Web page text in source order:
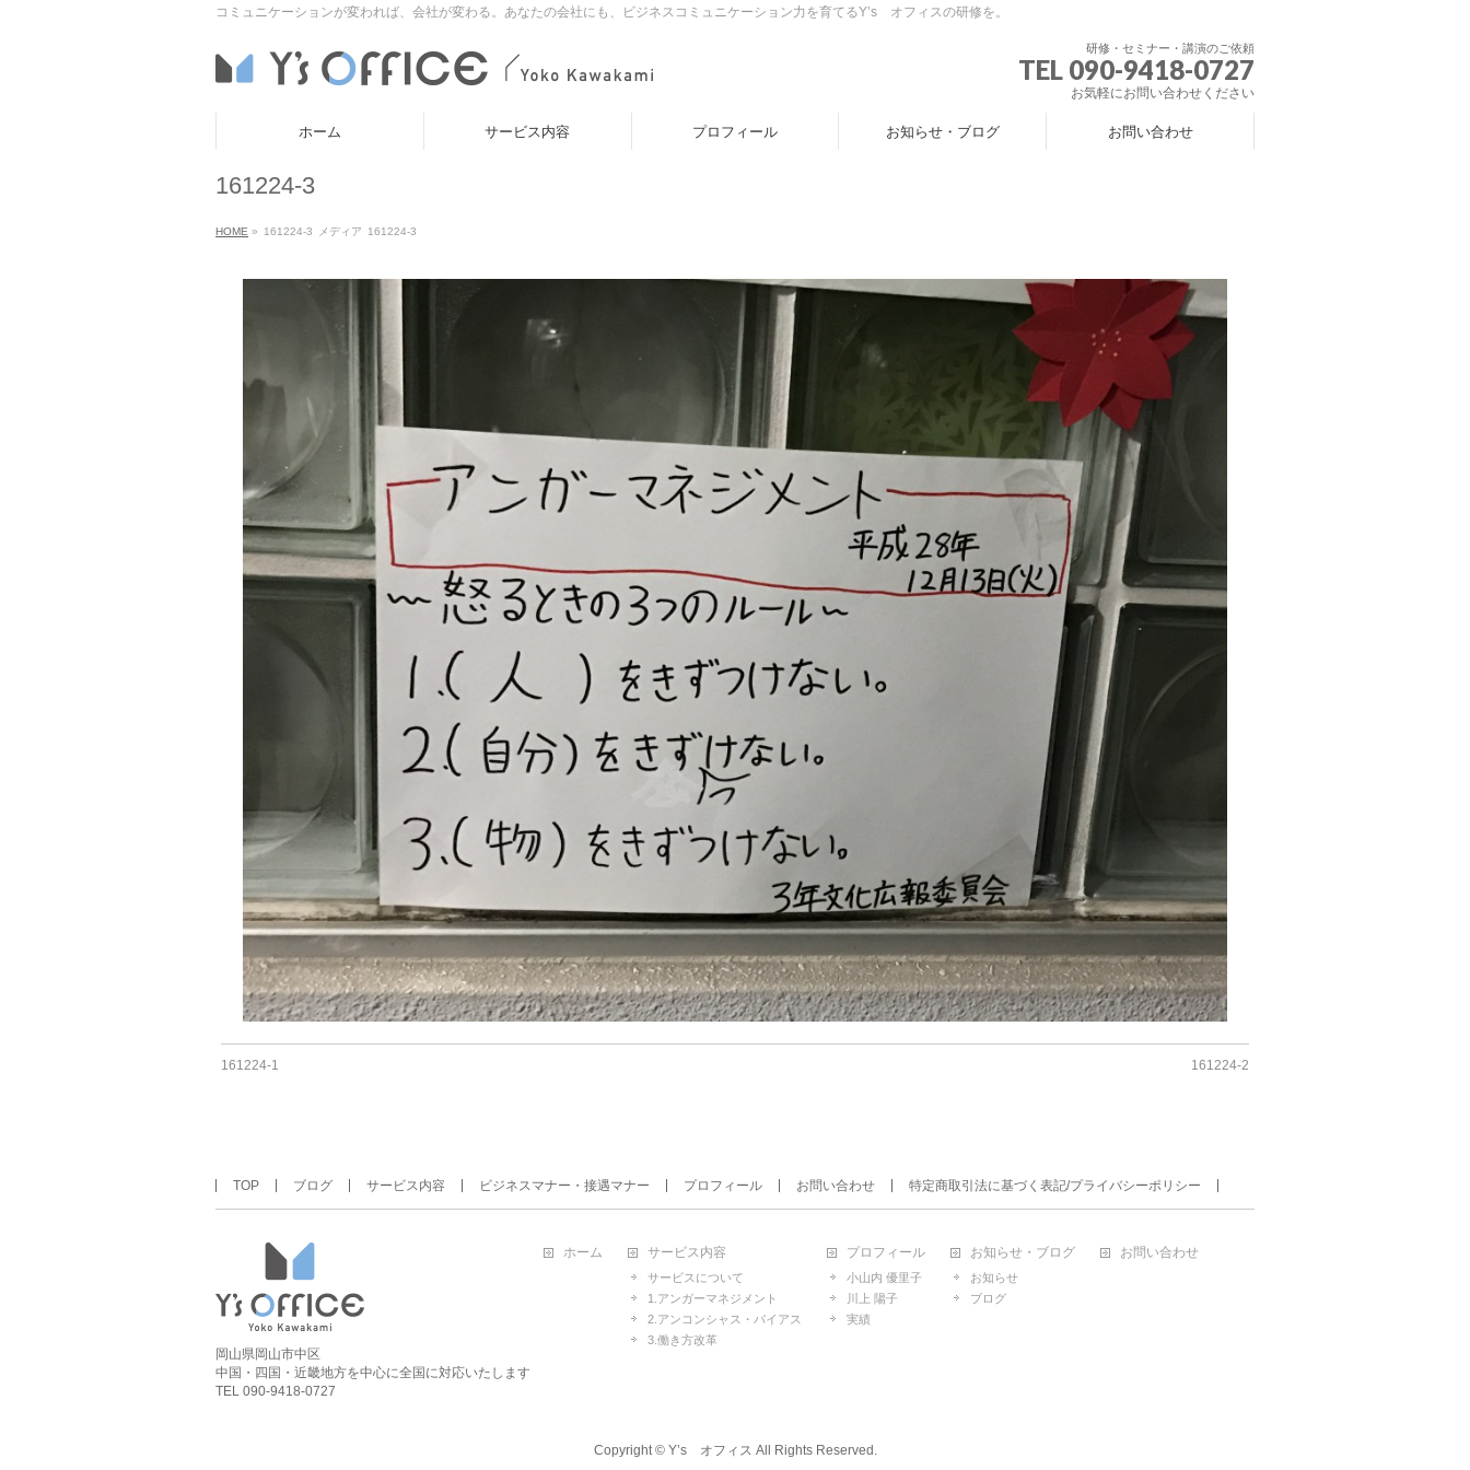
コミュニケーションが変われば、会社が変わる。あなたの会社にも、ビジネスコミュニケーション力を育てるY’s オフィスの研修を。
研修・セミナー・講演のご依頼
TEL 090-9418-0727
お気軽にお問い合わせください
ホーム サービス内容 プロフィール お知らせ・ブログ お問い合わせ
161224-3
HOME » 161224-3 メディア 161224-3
161224-1 161224-2
TOP ブログ サービス内容 ビジネスマナー・接遇マナー プロフィール お問い合わせ 特定商取引法に基づく表記/プライバシーポリシー
岡山県岡山市中区
中国・四国・近畿地方を中心に全国に対応いたします
TEL 090-9418-0727
ホーム サービス内容
サービスについて
1.アンガーマネジメント
2.アンコンシャス・バイアス
3.働き方改革
プロフィール
小山内 優里子
川上 陽子
実績
お知らせ・ブログ
お知らせ
ブログ
お問い合わせ
Copyright © Y’s オフィス All Rights Reserved.